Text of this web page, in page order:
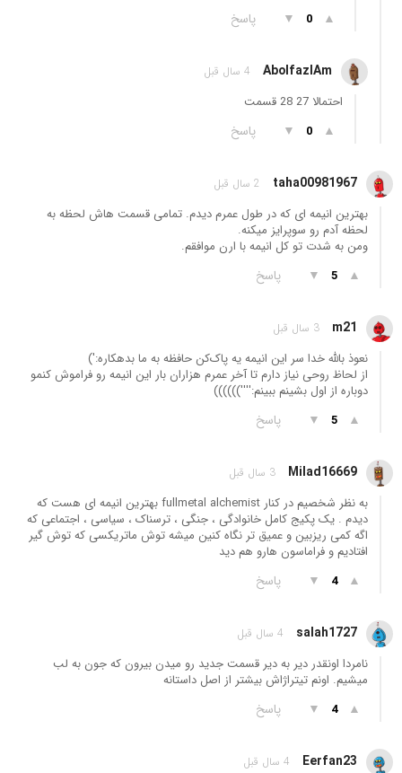
▲
0
▼ پاسخ
AbolfazlAm 4 سال قبل
احتمالا 27 28 قسمت
▲
0
▼ پاسخ
taha00981967 2 سال قبل
بهترین انیمه ای که در طول عمرم دیدم. تمامی قسمت هاش لحظه به
لحظه آدم رو سوپرایز میکنه.
ومن به شدت تو کل انیمه با ارن موافقم.
▲
5
▼ پاسخ
m21 3 سال قبل
نعوذ بالله خدا سر این انیمه یه پاک‌کن حافظه به ما بدهکاره:')
از لحاظ روحی نیاز دارم تا آخر عمرم هزاران بار این انیمه رو فراموش کنمو
دوباره از اول بشینم ببینم:''''))))))
▲
5
▼ پاسخ
Milad16669 3 سال قبل
به نظر شخصیم در کنار fullmetal alchemist بهترین انیمه ای هست که
دیدم . یک پکیج کامل خانوادگی ، جنگی ، ترسناک ، سیاسی ، اجتماعی که
اگه کمی ریزبین و عمیق تر نگاه کنین میشه توش ماتریکسی که توش گیر
افتادیم و فراماسون هارو هم دید
▲
4
▼ پاسخ
salah1727 4 سال قبل
نامردا اونقدر دیر به دیر قسمت جدید رو میدن بیرون که جون به لب
میشیم. اونم تیتراژاش بیشتر از اصل داستانه
▲
4
▼ پاسخ
Eerfan23 4 سال قبل